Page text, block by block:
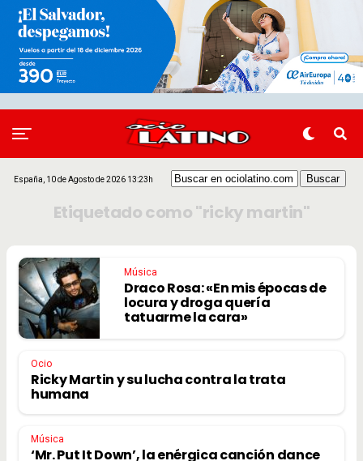
España, 10 de Agosto de 2026 13:23h
Etiquetado como "ricky martin"
Música
Draco Rosa: «En mis épocas de
locura y droga quería
tatuarme la cara»
Ocio
Ricky Martin y su lucha contra la trata
humana
Música
‘Mr. Put It Down’, la enérgica canción dance